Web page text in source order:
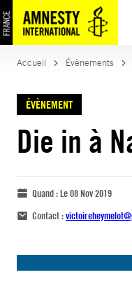
Accueil Évènements
ÉVÈNEMENT
Die in à
Quand :Le 08 Nov 2019
Contact :